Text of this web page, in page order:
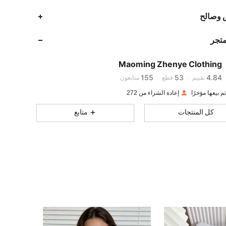
وصالح
Maoming Zhenye Clothing
4.84
4.84
4.84 تقييم 53 قطع 155 متابعون
4.84
إعادة الشراء من 272
كل المنتجات متابع